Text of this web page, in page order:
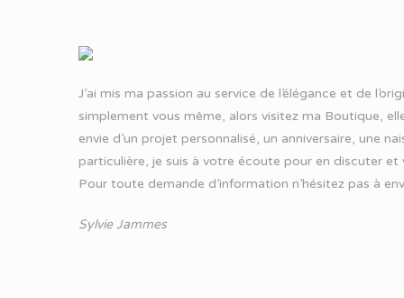
J’ai mis ma passion au service de l’élégance et de
simplement vous même, alors visitez ma Boutique,
envie d’un projet personnalisé, un anniversaire, une
particulière, je suis à votre écoute pour en discuter et
Pour toute demande d’information n’hésitez pas à
Sylvie Jammes